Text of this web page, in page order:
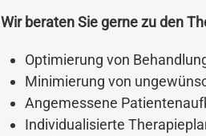
Wir beraten Sie gerne zu den
Optimierung von
Minimierung von
Angemessene
Individualisierte